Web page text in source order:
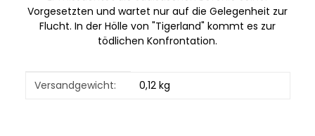
Vorgesetzten und wartet nur auf die Gelegenheit zur
Flucht. In der Hölle von "Tigerland" kommt es zur
tödlichen Konfrontation.
Produkteigenschaft
Wert
Versandgewicht: 0,12 kg